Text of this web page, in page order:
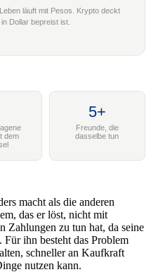
läuft mit Pesos. Krypto deckt
Dollar bepreist ist.
dem
5+
Freunde, die
dasselbe tun
macht als die anderen
das er löst, nicht mit
Zahlungen zu tun hat, da seine
ihn besteht das Problem
schneller an Kaufkraft
nutzen kann.